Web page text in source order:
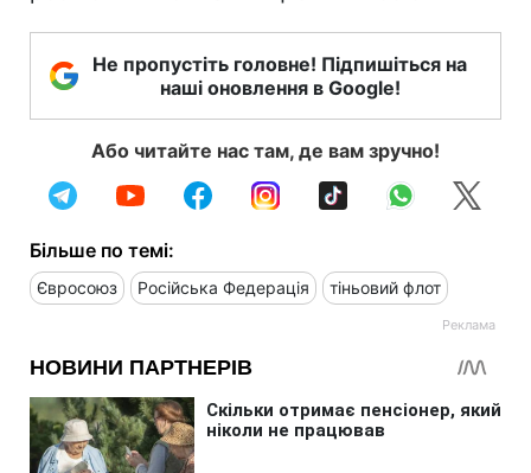
Не пропустіть головне! Підпишіться на
наші оновлення в Google!
Або читайте нас там, де вам зручно!
Більше по темі:
Євросоюз Російська Федерація тіньовий флот